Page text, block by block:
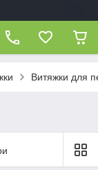
Витяжки для